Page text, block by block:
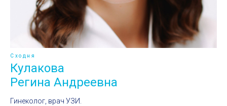
Сходня
Кулакова
Регина Андреевна
Гинеколог, врач УЗИ.